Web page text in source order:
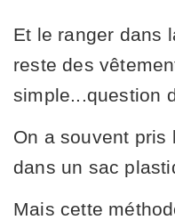
Et le ranger dans
reste des
simple...question
On a souvent pris
dans un sac
Mais cette